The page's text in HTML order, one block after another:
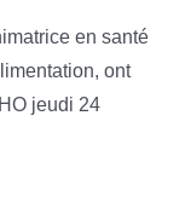
en santé
ont
jeudi 24